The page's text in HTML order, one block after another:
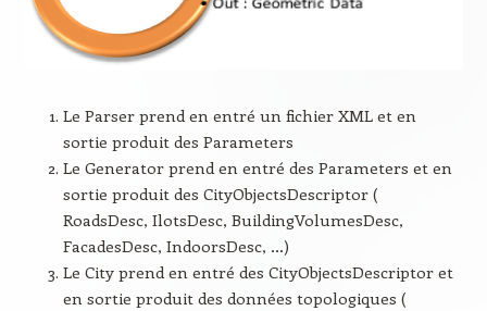
Le Parser prend en entré un fichier XML et en
sortie produit des Parameters
Le Generator prend en entré des Parameters et en
sortie produit des CityObjectsDescriptor (
RoadsDesc, IlotsDesc, BuildingVolumesDesc,
FacadesDesc, IndoorsDesc, …)
Le City prend en entré des CityObjectsDescriptor et
en sortie produit des données topologiques (